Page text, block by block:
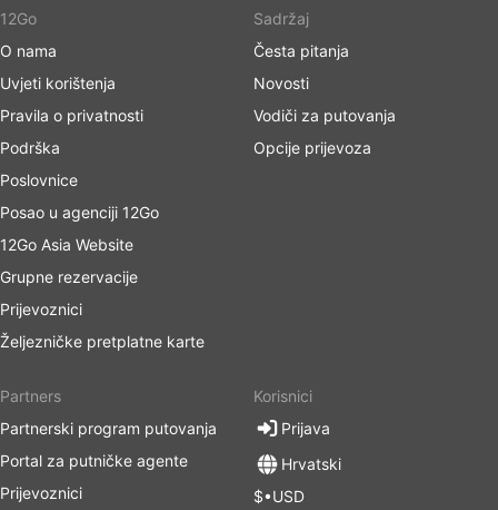
12Go
O nama
Uvjeti korištenja
Pravila o privatnosti
Podrška
Poslovnice
Posao u agenciji 12Go
12Go Asia Website
Grupne rezervacije
Prijevoznici
Željezničke pretplatne karte
Sadržaj
Česta pitanja
Novosti
Vodiči za putovanja
Opcije prijevoza
Partners
Partnerski program putovanja
Portal za putničke agente
Prijevoznici
Korisnici
Prijava
Hrvatski
$•USD